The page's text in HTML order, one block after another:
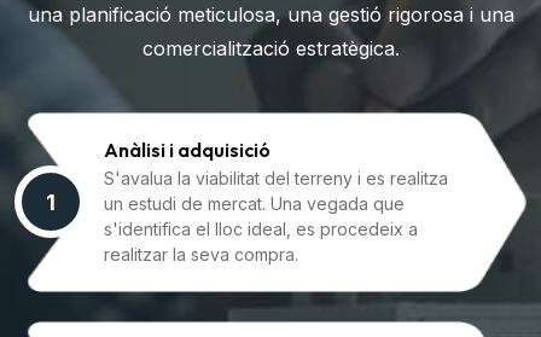
una planificació meticulosa, una gestió rigorosa i una
comercialització estratègica.
1
Anàlisi i adquisició
S'avalua la viabilitat del terreny i es realitza
un estudi de mercat. Una vegada que
s'identifica el lloc ideal, es procedeix a
realitzar la seva compra.